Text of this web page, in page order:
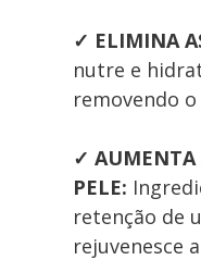
✓ ELIMINA
nutre e
removendo
✓ AUMENTA
PELE:
retenção de
rejuvenesce